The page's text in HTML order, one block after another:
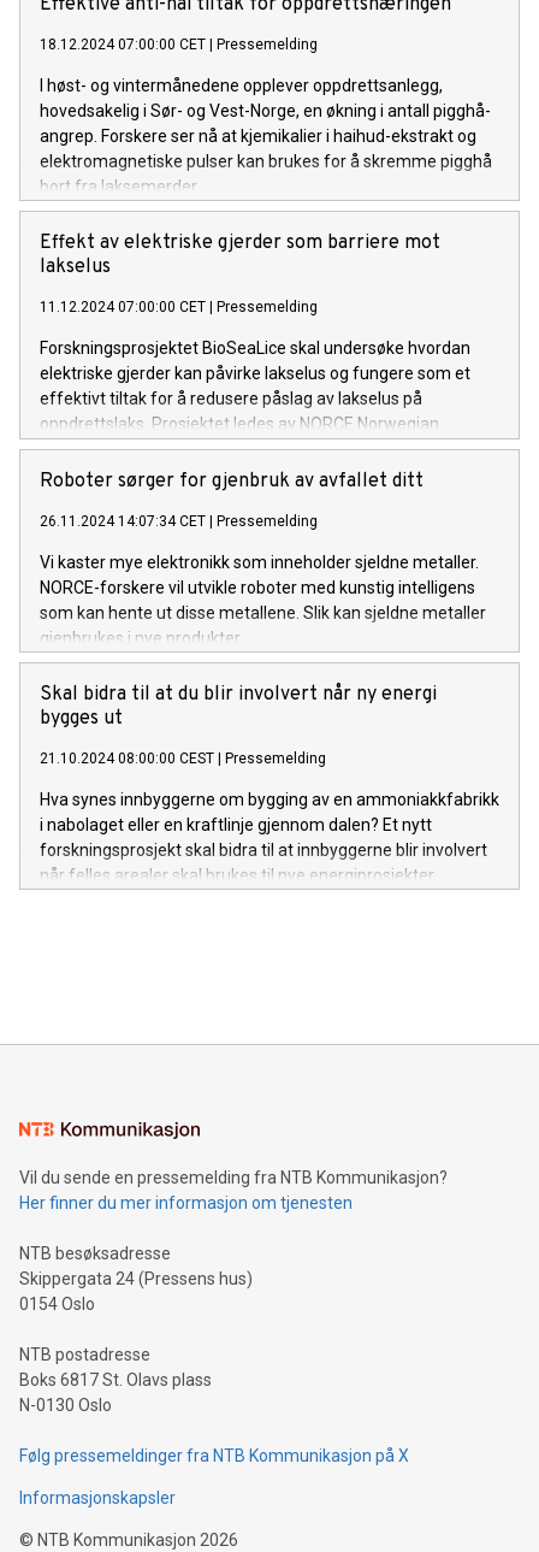
18.12.2024 07:00:00 CET | Pressemelding
I høst- og vintermånedene opplever oppdrettsanlegg,
hovedsakelig i Sør- og Vest-Norge, en økning i antall pigghå-
angrep. Forskere ser nå at kjemikalier i haihud-ekstrakt og
elektromagnetiske pulser kan brukes for å skremme pigghå
bort fra laksemerder.
Effekt av elektriske gjerder som barriere mot
lakselus
11.12.2024 07:00:00 CET | Pressemelding
Forskningsprosjektet BioSeaLice skal undersøke hvordan
elektriske gjerder kan påvirke lakselus og fungere som et
effektivt tiltak for å redusere påslag av lakselus på
oppdrettslaks. Prosjektet ledes av NORCE Norwegian
Research Centre i samarbeid med Harbor AS.
Roboter sørger for gjenbruk av avfallet ditt
26.11.2024 14:07:34 CET | Pressemelding
Vi kaster mye elektronikk som inneholder sjeldne metaller.
NORCE-forskere vil utvikle roboter med kunstig intelligens
som kan hente ut disse metallene. Slik kan sjeldne metaller
gjenbrukes i nye produkter.
Skal bidra til at du blir involvert når ny energi
bygges ut
21.10.2024 08:00:00 CEST | Pressemelding
Hva synes innbyggerne om bygging av en ammoniakkfabrikk
i nabolaget eller en kraftlinje gjennom dalen? Et nytt
forskningsprosjekt skal bidra til at innbyggerne blir involvert
når felles arealer skal brukes til nye energiprosjekter.
Vil du sende en pressemelding fra NTB Kommunikasjon?
Her finner du mer informasjon om tjenesten
NTB besøksadresse
Skippergata 24 (Pressens hus)
0154 Oslo
NTB postadresse
Boks 6817 St. Olavs plass
N-0130 Oslo
Følg pressemeldinger fra NTB Kommunikasjon på X
Informasjonskapsler
© NTB Kommunikasjon 2026